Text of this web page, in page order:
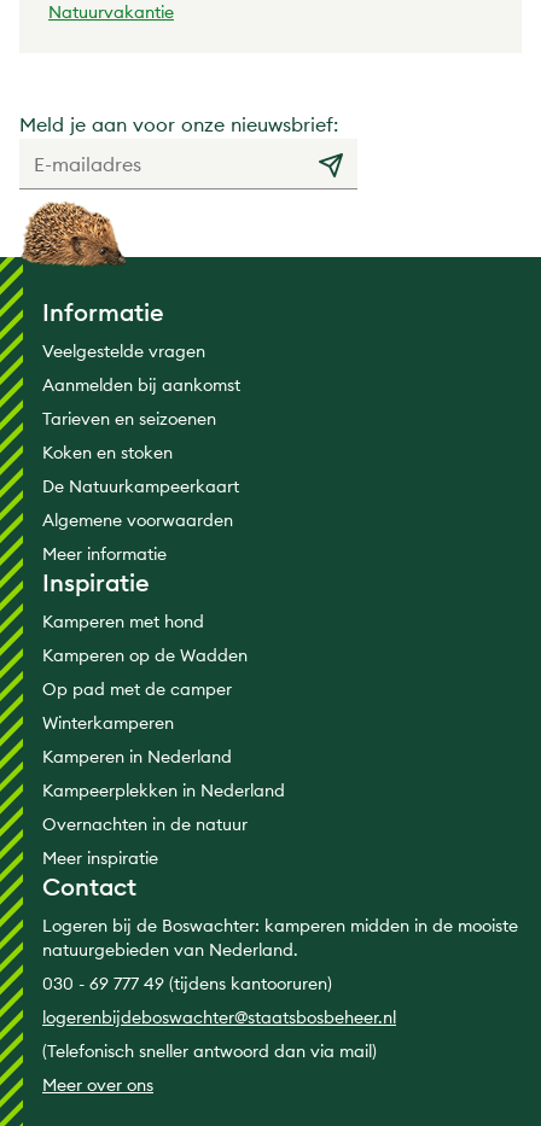
Natuurvakantie
Meld je aan voor onze nieuwsbrief:
Informatie
Veelgestelde vragen
Aanmelden bij aankomst
Tarieven en seizoenen
Koken en stoken
De Natuurkampeerkaart
Algemene voorwaarden
Meer informatie
Inspiratie
Kamperen met hond
Kamperen op de Wadden
Op pad met de camper
Winterkamperen
Kamperen in Nederland
Kampeerplekken in Nederland
Overnachten in de natuur
Meer inspiratie
Contact
Logeren bij de Boswachter: kamperen midden in de mooiste
natuurgebieden van Nederland.
030 - 69 777 49 (tijdens kantooruren)
logerenbijdeboswachter@staatsbosbeheer.nl
(Telefonisch sneller antwoord dan via mail)
Meer over ons